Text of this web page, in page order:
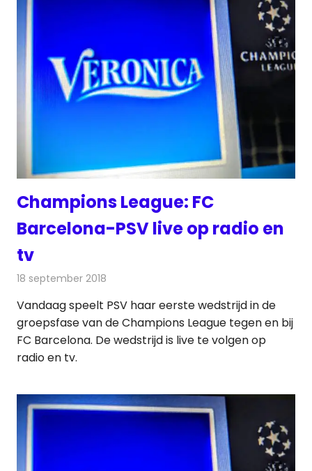
Champions League: FC
Barcelona-PSV live op radio en
tv
18 september 2018
Vandaag speelt PSV haar eerste wedstrijd in de
groepsfase van de Champions League tegen en bij
FC Barcelona. De wedstrijd is live te volgen op
radio en tv.